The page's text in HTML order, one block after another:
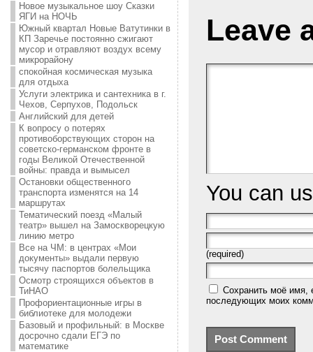
Новое музыкальное шоу Сказки
ЯГИ на НОЧЬ
Южный квартал Новые Ватутинки в
КП Заречье постоянно сжигают
мусор и отравляют воздух всему
микрорайону
спокойная космическая музыка
для отдыха
Услуги электрика и сантехника в г.
Чехов, Серпухов, Подольск
Английский для детей
К вопросу о потерях
противоборствующих сторон на
советско-германском фронте в
годы Великой Отечественной
войны: правда и вымысел
Остановки общественного
транспорта изменятся на 14
маршрутах
Тематический поезд «Малый
театр» вышел на Замоскворецкую
линию метро
Все на ЧМ: в центрах «Мои
документы» выдали первую
тысячу паспортов болельщика
Осмотр строящихся объектов в
ТиНАО
Профориентационные игры в
библиотеке для молодежи
Базовый и профильный: в Москве
досрочно сдали ЕГЭ по
математике
Leave
You can
(required)
Сохранить моё имя,
последующих моих